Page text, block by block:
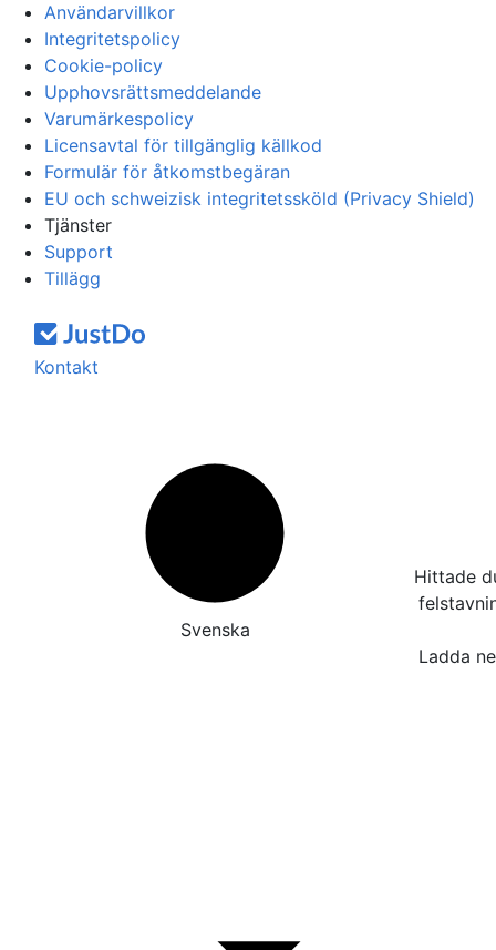
Användarvillkor
Integritetspolicy
Cookie-policy
Upphovsrättsmeddelande
Varumärkespolicy
Licensavtal för tillgänglig källkod
Formulär för åtkomstbegäran
EU och schweizisk integritetssköld (Privacy Shield)
Tjänster
Support
Tillägg
Kontakt
Svenska
Hittade
Ladda